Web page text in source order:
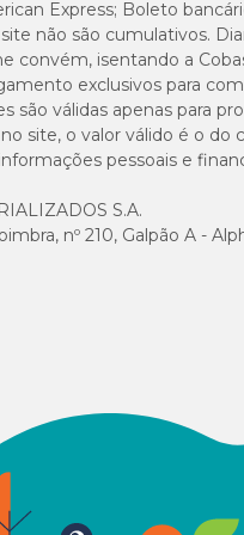
Em caso de dúvidas
Express; Boleto
não são cumulativos.
convém, isentando a
exclusivos para
são válidas apenas para
site, o valor válido é o do
pessoais e
S.A.
nº 210, Galpão A -